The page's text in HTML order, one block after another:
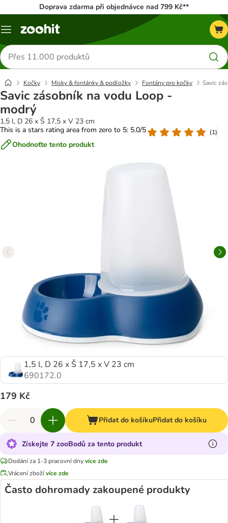
Doprava zdarma při objednávce nad 799 Kč**
Menu
Hledat
produkty
Kočky Misky & fontánky & podložky Fontány pro kočky Savic
Savic zásobník na vodu Loop -
modrý
1,5 l, D 26 x Š 17,5 x V 23 cm
This is a stars rating area from zero to 5: 5.0/5
(1)
Ohodnoťte tento produkt
1,5 l, D 26 x Š 17,5 x V 23 cm
690172.0
179 Kč
Přidat do košíkuPřidat do košíku
Získejte 7 zooBodů za tento produkt
Dodání za 1-3 pracovní dnyvíce zde
Vrácení zbožívíce zde
Často dohromady zakoupené produkty